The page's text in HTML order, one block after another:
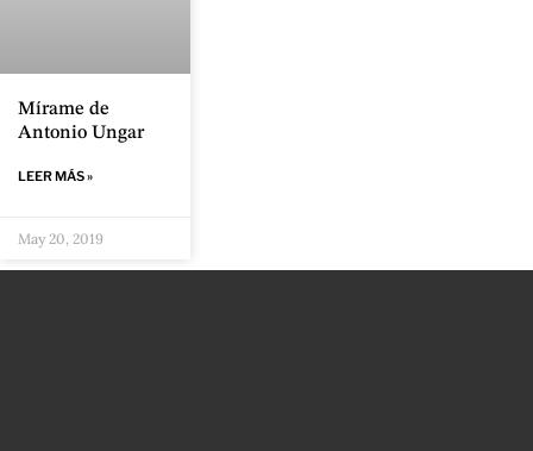
Mírame de
Antonio Ungar
LEER MÁS »
May 20, 2019